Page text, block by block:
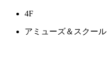
4F
アミューズ＆スクール